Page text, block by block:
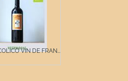
VIN DE FRAN...